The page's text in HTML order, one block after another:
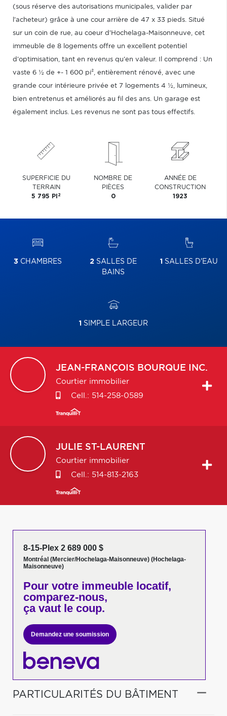
(sous réserve des autorisations municipales, valider par
l'acheteur) grâce à une cour arrière de 47 x 33 pieds. Situé
sur un coin de rue, au coeur d'Hochelaga-Maisonneuve, cet
immeuble de 8 logements offre un excellent potentiel
d'optimisation, tant en revenus qu'en valeur. Il comprend : Un
vaste 6 ½ de +- 1 600 pi², entièrement rénové, avec une
grande cour intérieure privée et 7 logements 4 ½, lumineux,
bien entretenus et améliorés au fil des ans. Un garage est
également inclus. Les revenus ne sont pas tous effectifs.
SUPERFICIE DU
TERRAIN
5 795 PI 2
NOMBRE DE
PIÈCES
0
ANNÉE DE
CONSTRUCTION
1923
3 CHAMBRES 2 SALLES DE
BAINS
1 SALLES D'EAU
1 SIMPLE LARGEUR
JEAN-FRANÇOIS BOURQUE INC.
Courtier immobilier
Cell.: 514-258-0589
JULIE ST-LAURENT
Courtier immobilier
Cell.: 514-813-2163
8-15-Plex 2 689 000 $
Montréal (Mercier/Hochelaga-Maisonneuve) (Hochelaga-
Maisonneuve)
Pour votre immeuble locatif,
comparez-nous,
ça vaut le coup.
Demandez une soumission
PARTICULARITÉS DU BÂTIMENT